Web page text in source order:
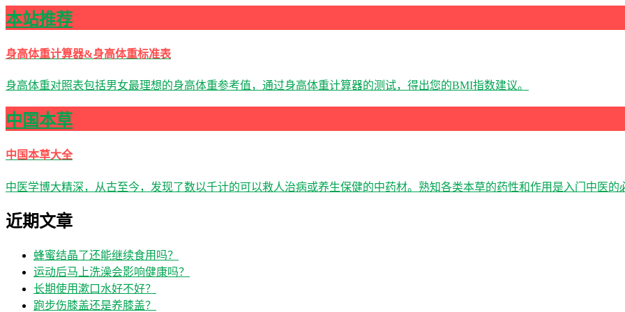
本站推荐
身高体重计算器&身高体重标准表
身高体重对照表包括男女最理想的身高体重参考值，通过身高体重计算器的测试，得出您的BMI指数建议。
中国本草
中国本草大全
中医学博大精深，从古至今，发现了数以千计的可以救人治病或养生保健的中药材。熟知各类本草的药性和作用是入门中医的
近期文章
蜂蜜结晶了还能继续食用吗？
运动后马上洗澡会影响健康吗？
长期使用漱口水好不好？
跑步伤膝盖还是养膝盖？